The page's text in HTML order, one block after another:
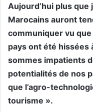
Aujourd’hui plus que
Marocains auront
communiquer vu
pays ont été hissées
sommes impatients
potentialités de nos
que l’agro-
tourisme ».